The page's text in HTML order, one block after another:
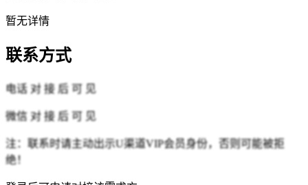
暂无详情
联系方式
电话 对 接 后 可 见
微信 对 接 后 可 见
注：联系时请主动出示U渠道VIP会员身份，否则可能被拒
绝！